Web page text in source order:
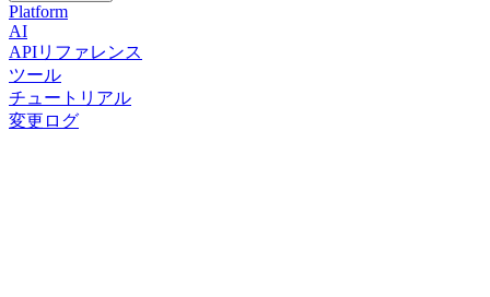
Platform
AI
APIリファレンス
ツール
チュートリアル
変更ログ